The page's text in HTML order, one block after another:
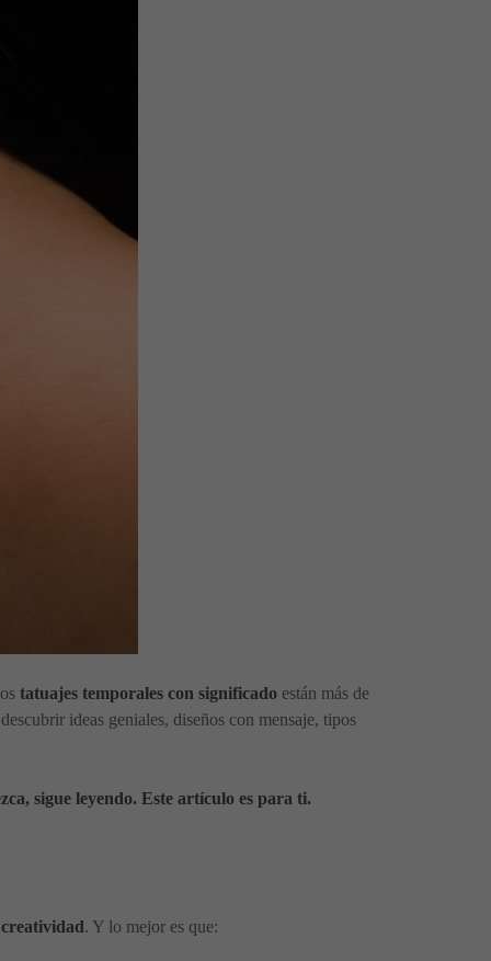
tatuajes temporales con significado están más de
ideas geniales, diseños con mensaje, tipos
sigue leyendo. Este artículo es para ti.
. Y lo mejor es que: